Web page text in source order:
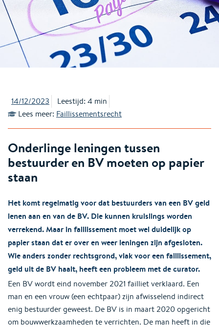
14/12/2023
Leestijd: 4 min
Lees meer: Faillissementsrecht
Onderlinge leningen tussen
bestuurder en BV moeten op papier
staan
Het komt regelmatig voor dat bestuurders van een BV geld
lenen aan en van de BV. Die kunnen kruislings worden
verrekend. Maar in faillissement moet wel duidelijk op
papier staan dat er over en weer leningen zijn afgesloten.
Wie anders zonder rechtsgrond, vlak voor een faillissement,
geld uit de BV haalt, heeft een probleem met de curator.
Een BV wordt eind november 2021 failliet verklaard. Een
man en een vrouw (een echtpaar) zijn afwisselend indirect
enig bestuurder geweest. De BV is in maart 2020 opgericht
om bouwwerkzaamheden te verrichten. De man heeft in die